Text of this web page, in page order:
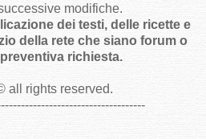
modifiche.
dei testi, delle ricette e
della rete che siano forum o
richiesta.
all rights reserved.